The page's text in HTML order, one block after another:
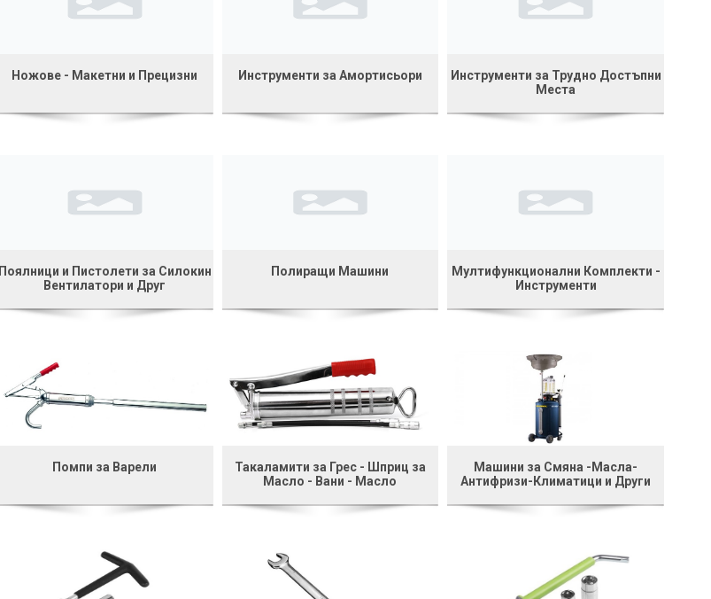
Ножове - Макетни и Прецизни Инструменти за Амортисьори
Инструменти за Трудно Достъпни
Места
Поялници и Пистолети за Силокин
Вентилатори и Друг
Полиращи Машини
Мултифункционални Комплекти -
Инструменти
Помпи за Варели
Такаламити за Грес - Шприц за
Масло - Вани - Масло
Машини за Смяна -Масла-
Антифризи-Климатици и Други